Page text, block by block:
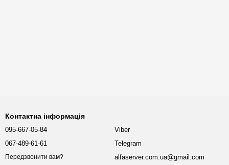
Контактна інформація
095-667-05-84
067-489-61-61
Передзвонити вам?
Viber
Telegram
alfaserver.com.ua@gmail.com